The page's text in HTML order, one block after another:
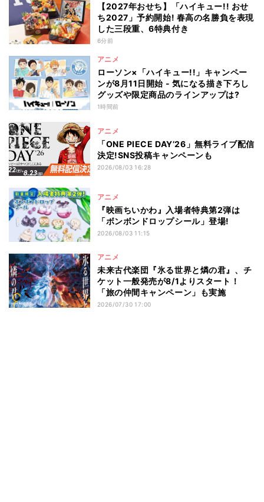
【2027年おせち】「ハイキュー!! おせ
ち2027」予約開始! 春高の名勝負を表現
した三段重、6特典付き
6分前
アニメ
ローソン×「ハイキュー!!」キャンペー
ンが8月11日開始 - 気になる描き下ろし
グッズや限定商品のラインアップは?
1時間前
アニメ
「ONE PIECE DAY’26」無料ライブ配信
決定!SNS投稿キャンペーンも
2026/08/03 16:28
アニメ
『映画ちいかわ』入場者特典第2弾は
「ボンボンドロップシール」登場!
2026/08/03 11:15
アニメ
未来古代楽団『氷る世界と燐の君』、チ
ケット一般発売が8/1よりスタート！
「旅の仲間キャンペーン」も実施
2026/07/30 17:00